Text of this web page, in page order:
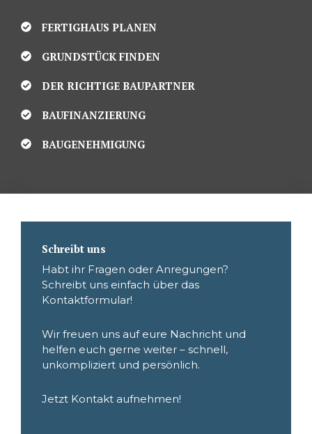
FERTIGHAUS PLANEN
GRUNDSTÜCK FINDEN
DER RICHTIGE BAUPARTNER
BAUFINANZIERUNG
BAUGENEHMIGUNG
Schreibt uns
Habt ihr Fragen oder Anregungen?
Schreibt uns einfach über das
Kontaktformular!
Wir freuen uns auf eure Nachricht und
helfen euch gerne weiter – schnell,
unkompliziert und persönlich.
Jetzt Kontakt aufnehmen!